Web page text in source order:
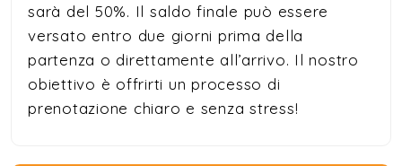
sarà del 50%. Il saldo finale può essere
versato entro due giorni prima della
partenza o direttamente all’arrivo. Il nostro
obiettivo è offrirti un processo di
prenotazione chiaro e senza stress!